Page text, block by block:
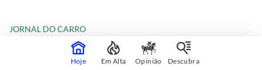
JORNAL DO CARRO
iCaur chega ao Brasil com SUV 'estilo
Defender', que promete rodar mais de 1.000 km
Hoje Em Alta Opinião Descubra